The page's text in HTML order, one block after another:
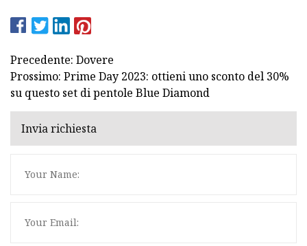
Precedente: Dovere
Prossimo: Prime Day 2023: ottieni uno sconto del 30%
su questo set di pentole Blue Diamond
Invia richiesta